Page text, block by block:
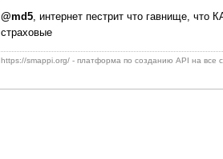
@md5, интернет пестрит что гавнище,
страховые
https://smappi.org/ - платформа по созданию API на все